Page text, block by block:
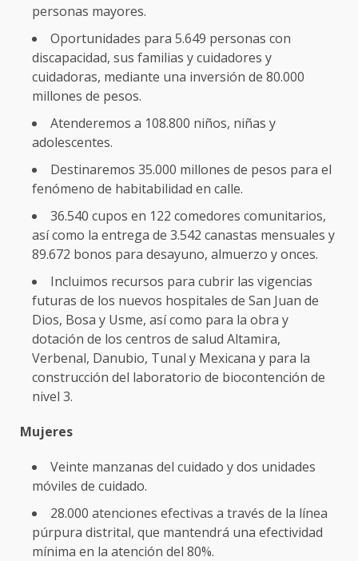
personas mayores.
Oportunidades para 5.649 personas con
discapacidad, sus familias y cuidadores y
cuidadoras, mediante una inversión de 80.000
millones de pesos.
Atenderemos a 108.800 niños, niñas y
adolescentes.
Destinaremos 35.000 millones de pesos para el
fenómeno de habitabilidad en calle.
36.540 cupos en 122 comedores comunitarios,
así como la entrega de 3.542 canastas mensuales y
89.672 bonos para desayuno, almuerzo y onces.
Incluimos recursos para cubrir las vigencias
futuras de los nuevos hospitales de San Juan de
Dios, Bosa y Usme, así como para la obra y
dotación de los centros de salud Altamira,
Verbenal, Danubio, Tunal y Mexicana y para la
construcción del laboratorio de biocontención de
nivel 3.
Mujeres
Veinte manzanas del cuidado y dos unidades
móviles de cuidado.
28.000 atenciones efectivas a través de la línea
púrpura distrital, que mantendrá una efectividad
mínima en la atención del 80%.